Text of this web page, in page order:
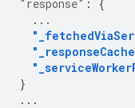
"response" :
{
...
}
...